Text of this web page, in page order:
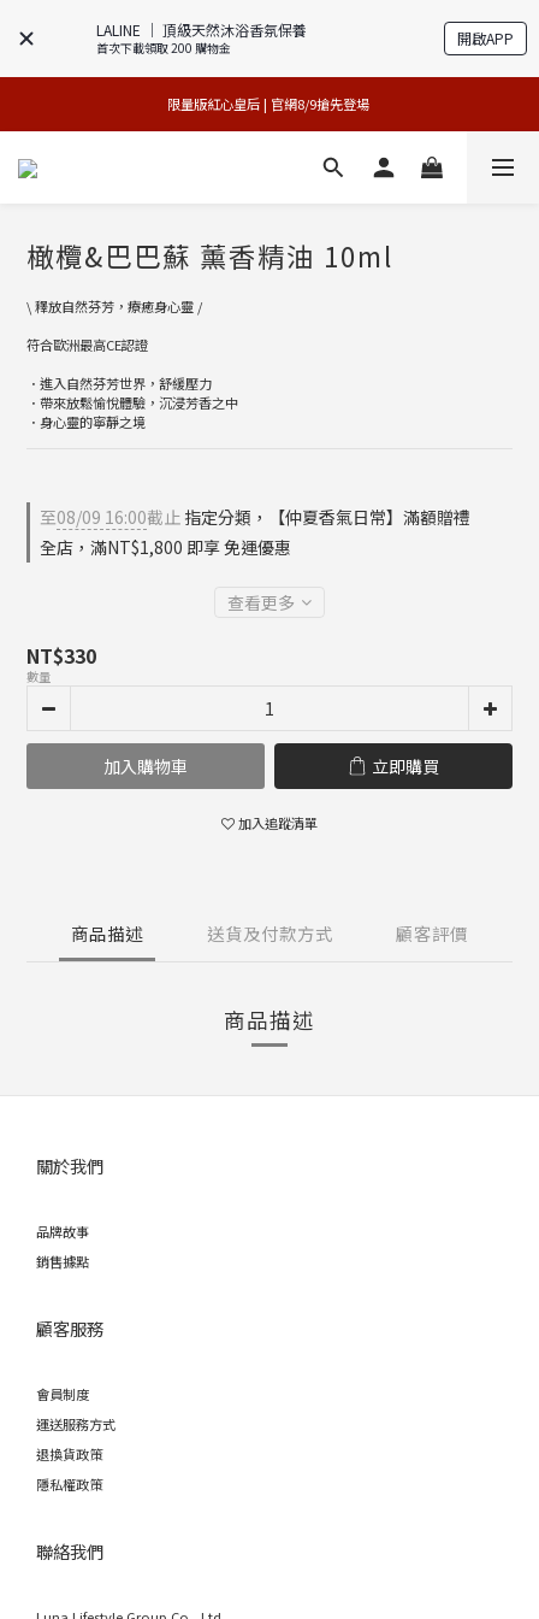
LALINE │ 頂級天然沐浴香氛保養
首次下載領取 200 購物金 開啟APP
買1送1特賣會 | 台中大遠百店 / 南紡店
專櫃加碼活動 | 尊寵指定系列2件88折
限量版紅心皇后 | 官網8/9搶先登場
買1送1特賣會 | 台中大遠百店 / 南紡店
橄欖&巴巴蘇 薰香精油 10ml
\ 釋放自然芬芳，療癒身心靈 /
符合歐洲最高CE認證
．進入自然芬芳世界，舒緩壓力
．帶來放鬆愉悅體驗，沉浸芳香之中
．身心靈的寧靜之境
至08/09 16:00截止 指定分類，【仲夏香氣日常】滿額贈禮
全店，滿NT$1,800 即享 免運優惠
查看更多
NT$330
數量
加入購物車 立即購買
加入追蹤清單
商品描述 送貨及付款方式 顧客評價
商品描述
關於我們
品牌故事
銷售據點
顧客服務
會員制度
運送服務方式
退換貨政策
隱私權政策
聯絡我們